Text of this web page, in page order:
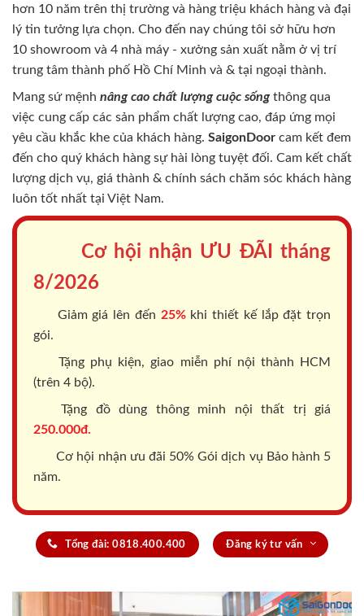
hơn 10 năm trên thị trường và hàng triệu khách hàng và đại
lý tin tưởng lựa chọn. Cho đến nay chúng tôi sở hữu hơn
10 showroom và 4 nhà máy - xưởng sản xuất nằm ở vị trí
trung tâm thành phố Hồ Chí Minh và & tại ngoại thành.
Mang sứ mệnh nâng cao chất lượng cuộc sốngthông qua
việc cung cấp các sản phẩm chất lượng cao, đáp ứng mọi
yêu cầu khắc khe của khách hàng. SaigonDoor cam kết đem
đến cho quý khách hàng sự hài lòng tuyệt đối. Cam kết chất
lượng dịch vụ, giá thành & chính sách chăm sóc khách hàng
luôn tốt nhất tại Việt Nam.
Cơ hội nhận ƯU ĐÃI tháng
8/2026
Giảm giá lên đến 25%khi thiết kế lắp đặt trọn
gói.
Tặng phụ kiện, giao miễn phí nội thành HCM
(trên 4 bộ).
Tặng đồ dùng thông minh nội thất trị giá
250.000đ.
Cơ hội nhận ưu đãi 50% Gói dịch vụ Bảo hành 5
năm.
Tổng đài: 0818.400.400 Đăng ký tư vấn